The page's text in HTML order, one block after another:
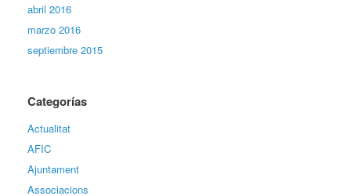
abril 2016
marzo 2016
septiembre 2015
Categorías
Actualitat
AFIC
Ajuntament
Associacions